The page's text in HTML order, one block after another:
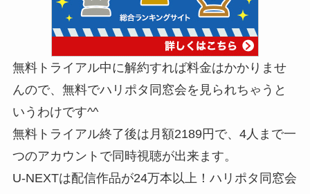
無料トライアル中に解約すれば料金はかかりませ
んので、無料でハリポタ同窓会を見られちゃう と
いうわけです^^
無料トライアル終了後は月額2189円で、4人まで一
つのアカウントで同時視聴が出来ます。
U-NEXTは配信作品が24万本以上！ハリポタ同窓会